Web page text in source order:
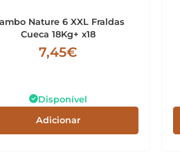
Nature 6 XXL Fraldas
Cueca 18Kg+ x18
7,45€
Disponível
Adicionar